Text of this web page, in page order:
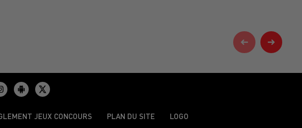
JEUX CONCOURS PLAN DU SITE LOGO